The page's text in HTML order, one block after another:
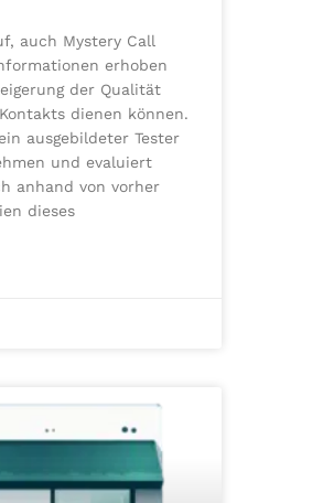
auch Mystery Call
erhoben
der Qualität
dienen können.
ausgebildeter Tester
und evaluiert
anhand von vorher
dieses